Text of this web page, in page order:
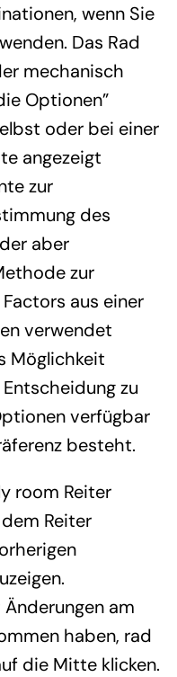
wenn Sie
Das Rad
mechanisch
Optionen”
oder bei einer
angezeigt
zur
des
aber
zur
aus einer
verwendet
Möglichkeit
zu
verfügbar
besteht.
room Reiter
Reiter
am
haben, rad
die Mitte klicken.